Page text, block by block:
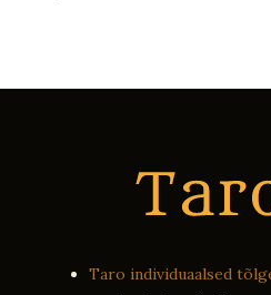
Taro individuaalsed